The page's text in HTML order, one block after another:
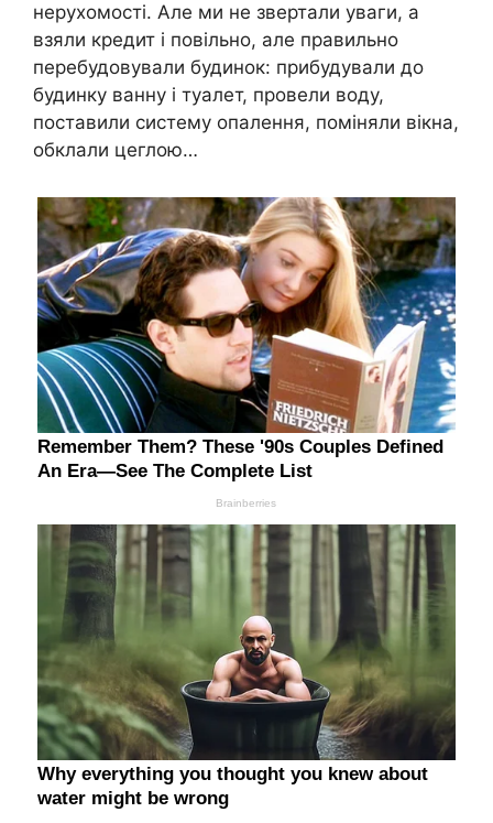
нерухомості. Але ми не звертали уваги, а
взяли кредит і повільно, але правильно
перебудовували будинок: прибудували до
будинку ванну і туалет, провели воду,
поставили систему опалення, поміняли вікна,
обклали цеглою…